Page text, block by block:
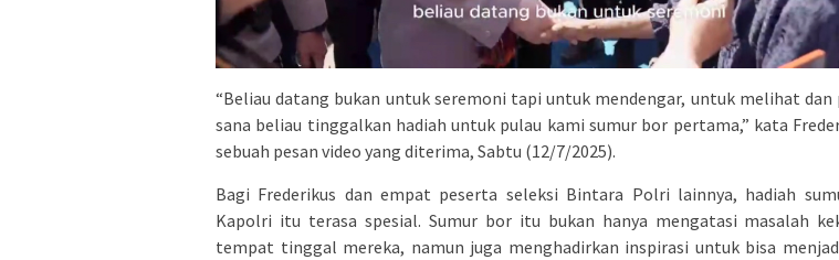
“Beliau datang bukan untuk seremoni tapi untuk mendengar, untuk melihat dan
sana beliau tinggalkan hadiah untuk pulau kami sumur bor pertama,” kata
sebuah pesan video yang diterima, Sabtu (12/7/2025).
Bagi Frederikus dan empat peserta seleksi Bintara Polri lainnya, hadiah
Kapolri itu terasa spesial. Sumur bor itu bukan hanya mengatasi masalah
tempat tinggal mereka, namun juga menghadirkan inspirasi untuk bisa